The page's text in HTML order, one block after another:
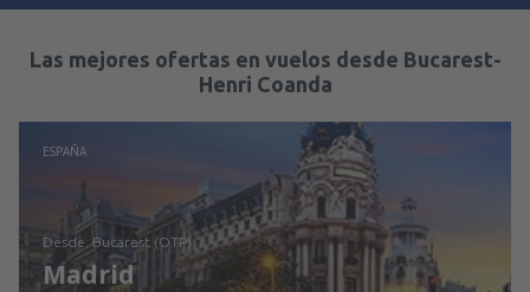
Las mejores ofertas en vuelos desde Bucarest-
Henri Coanda
ESPAÑA
desde: Bucarest (OTP)
Madrid